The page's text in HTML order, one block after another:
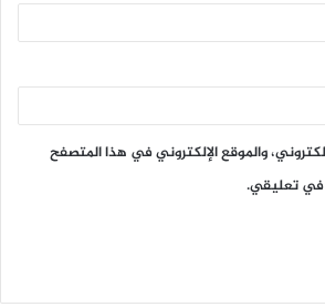
والموقع الإلكتروني في هذا المتصفح
في تعليقي.